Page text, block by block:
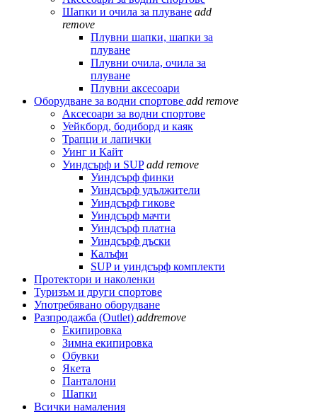
Шапки и очила за плуване add
remove
Плувни шапки, шапки за
плуване
Плувни очила, очила за
плуване
Плувни аксесоари
Оборудване за водни спортове add remove
Аксесоари за водни спортове
Уейкборд, бодиборд и каяк
Трапци и лапички
Уинг и Кайт
Уиндсърф и SUP add remove
Уиндсърф финки
Уиндсърф удължители
Уиндсърф гикове
Уиндсърф мачти
Уиндсърф платна
Уиндсърф дъски
Калъфи
SUP и уиндсърф комплекти
Протектори и наколенки
Туризъм и други спортове
Употребявано оборудване
Разпродажба (Outlet) addremove
Екипировка
Зимна екипировка
Обувки
Якета
Панталони
Шапки
Всички намаления